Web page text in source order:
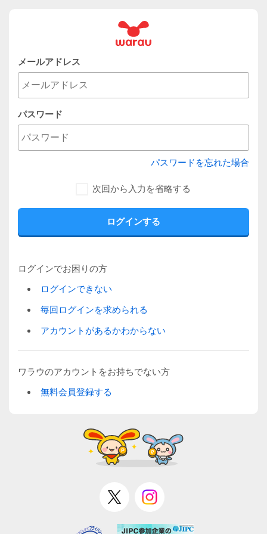
メールアドレス
パスワード
パスワードを忘れた場合
次回から入力を省略する
ログインでお困りの方
ログインできない
毎回ログインを求められる
アカウントがあるかわからない
ワラウのアカウントをお持ちでない方
無料会員登録する